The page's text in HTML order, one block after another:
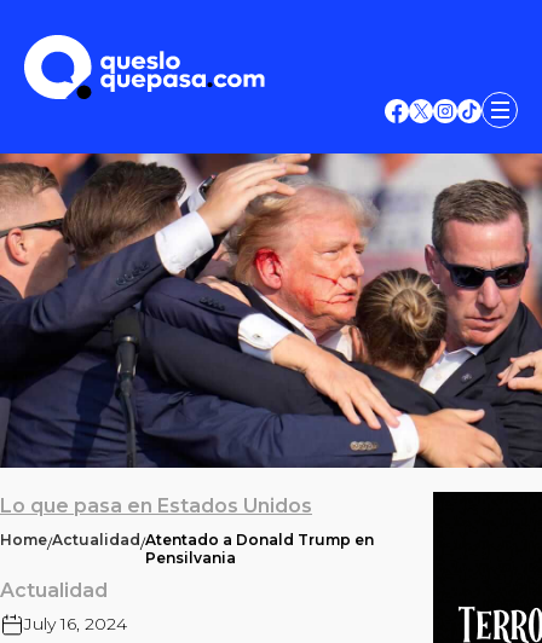
Lo que pasa en Estados Unidos
Home/Actualidad/Atentado a Donald Trump en
Pensilvania
Actualidad
July 16, 2024